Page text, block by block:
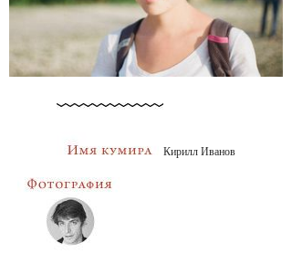
Кирилл Иванов